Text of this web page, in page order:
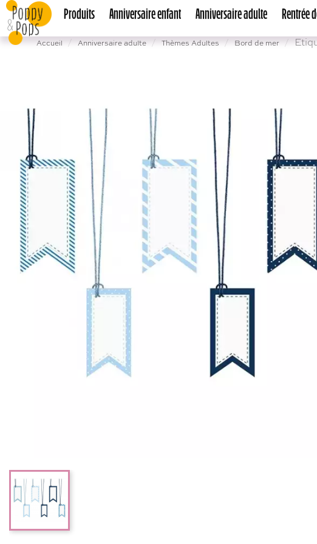
Produits Anniversaire enfant Anniversaire adulte Rentrée
Accueil Anniversaire adulte Thèmes Adultes Bord de mer